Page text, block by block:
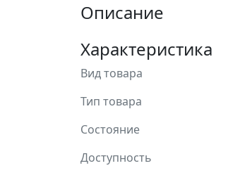
Описание
Характеристика
Вид товара
Тип товара
Состояние
Доступность